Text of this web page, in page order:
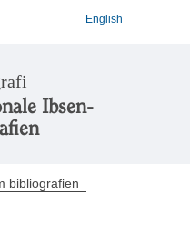
English
Ibsen-
bibliografien